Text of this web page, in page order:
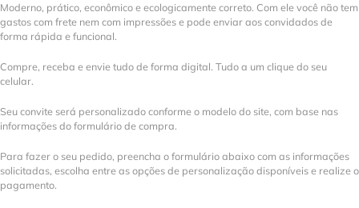
Moderno, prático, econômico e ecologicamente correto. Com ele você não tem
gastos com frete nem com impressões e pode enviar aos convidados de
forma rápida e funcional.
Compre, receba e envie tudo de forma digital. Tudo a um clique do seu
celular.
Seu convite será personalizado conforme o modelo do site, com base nas
informações do formulário de compra.
Para fazer o seu pedido, preencha o formulário abaixo com as informações
solicitadas, escolha entre as opções de personalização disponíveis e realize o
pagamento.